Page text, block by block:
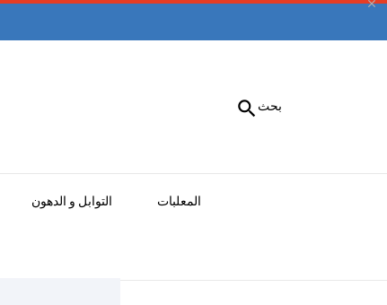

 بحث
المعلبات التوابل و الدهون